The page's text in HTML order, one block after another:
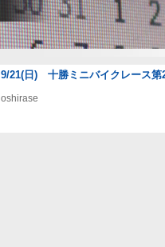
9/21(日) 十勝ミニバイクレー
oshirase